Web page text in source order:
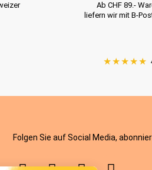
Ab CHF 89.-
liefern wir mit B-
★★★★★
Folgen Sie auf Social Media,